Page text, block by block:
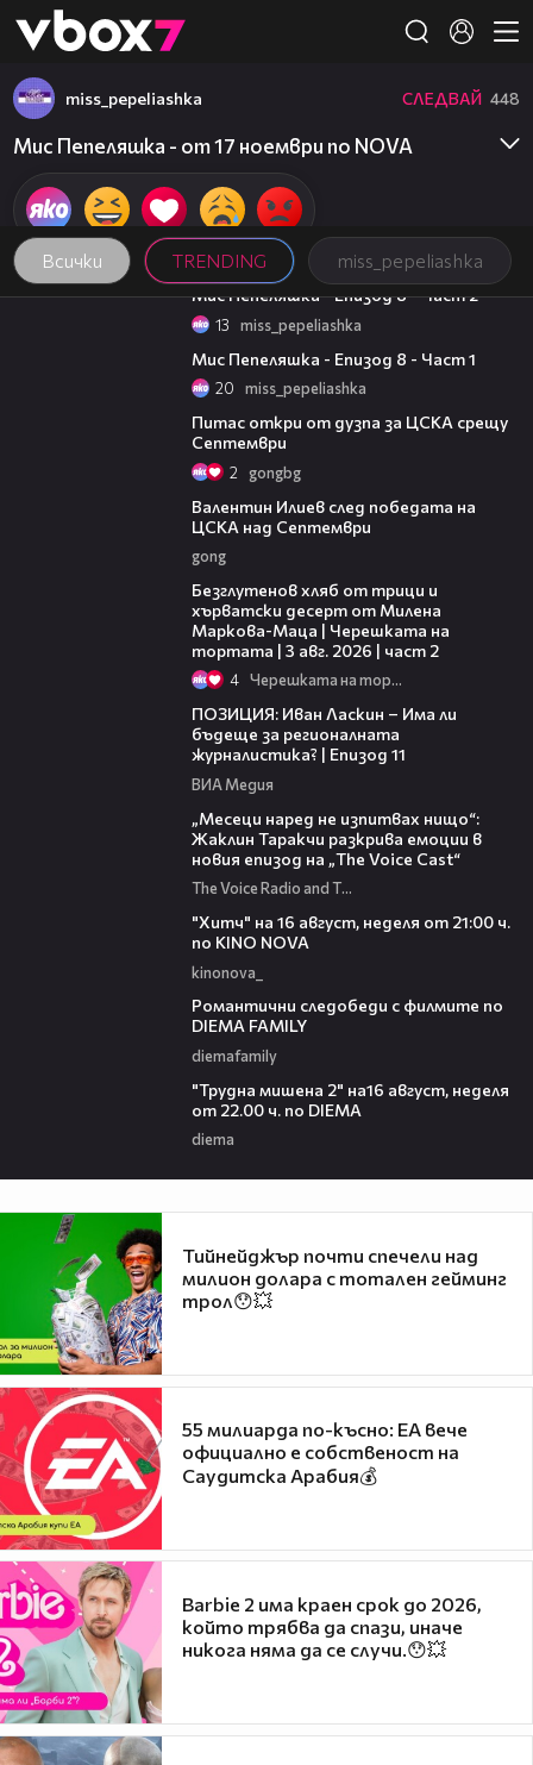
👾
Всички TRENDING miss_pepeliashka
miss_pepeliashka СЛЕДВАЙ 448
Мис Пепеляшка - от 17 ноември по NOVA
23:57
Мис Пепеляшка - Епизод 8 - Част 2
13 miss_pepeliashka
Мис Пепеляшка - Епизод 8 - Част 1
20 miss_pepeliashka
Питас откри от дузпа за ЦСКА срещу
Септември
2 gongbg
Валентин Илиев след победата на
ЦСКА над Септември
gong
Безглутенов хляб от трици и
хърватски десерт от Милена
Маркова-Маца | Черешката на
тортата | 3 авг. 2026 | част 2
4 Черешката на тортата
ПОЗИЦИЯ: Иван Ласкин – Има ли
бъдеще за регионалната
журналистика? | Епизод 11
ВИА Медия
„Месеци наред не изпитвах нищо“:
Жаклин Таракчи разкрива емоции в
новия епизод на „The Voice Cast“
The Voice Radio and TV Bulgaria
"Хитч" на 16 август, неделя от 21:00 ч.
по KINO NOVA
kinonova_
Романтични следобеди с филмите по
DIEMA FAMILY
diemafamily
"Трудна мишена 2" на16 август, неделя
от 22.00 ч. по DIEMA
diema
Тийнейджър почти спечели над
милион долара с тотален гейминг
трол😯💥
55 милиарда по-късно: EA вече
официално е собственост на
Саудитска Арабия💰
Barbie 2 има краен срок до 2026,
който трябва да спази, иначе
никога няма да се случи.😯💥